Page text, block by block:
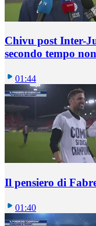
Chivu post Inter-
secondo tempo
01:44
Il pensiero di
01:40